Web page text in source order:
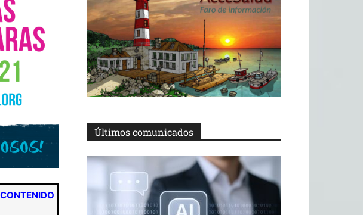
CONTENIDO
Últimos comunicados